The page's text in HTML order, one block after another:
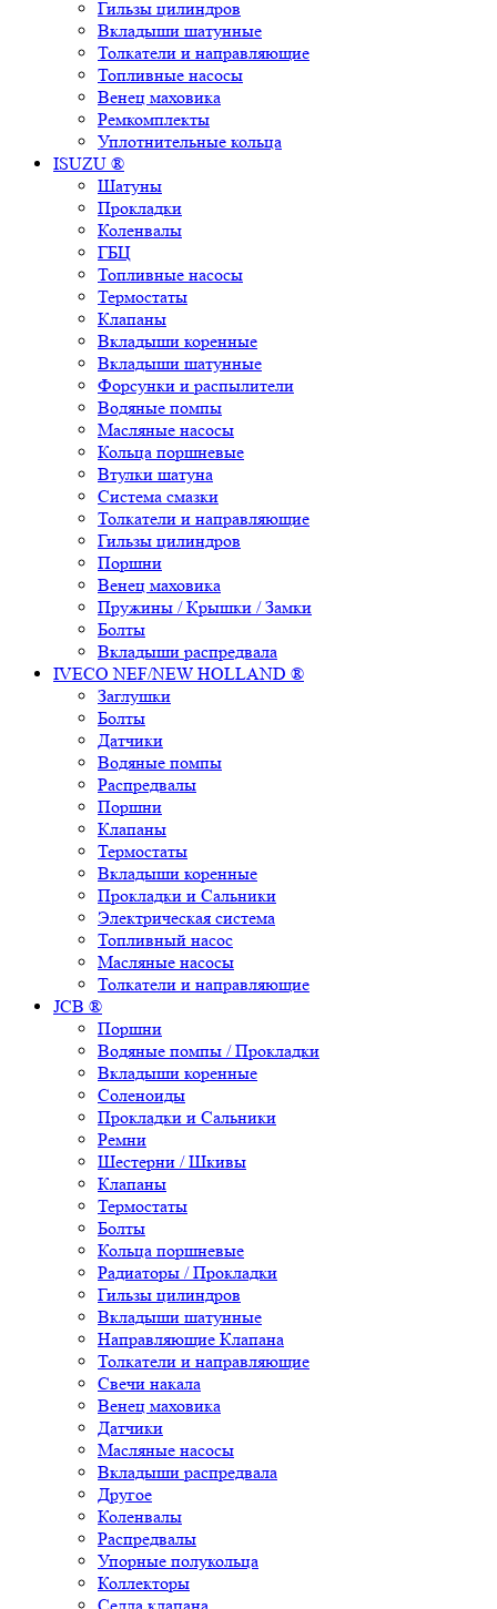
Гильзы цилиндров
Вкладыши шатунные
Толкатели и направляющие
Топливные насосы
Венец маховика
Ремкомплекты
Уплотнительные кольца
ISUZU ®
Шатуны
Прокладки
Коленвалы
ГБЦ
Топливные насосы
Термостаты
Клапаны
Вкладыши коренные
Вкладыши шатунные
Форсунки и распылители
Водяные помпы
Масляные насосы
Кольца поршневые
Втулки шатуна
Система смазки
Толкатели и направляющие
Гильзы цилиндров
Поршни
Венец маховика
Пружины / Крышки / Замки
Болты
Вкладыши распредвала
IVECO NEF/NEW HOLLAND ®
Заглушки
Болты
Датчики
Водяные помпы
Распредвалы
Поршни
Клапаны
Термостаты
Вкладыши коренные
Прокладки и Сальники
Электрическая система
Топливный насос
Масляные насосы
Толкатели и направляющие
JCB ®
Поршни
Водяные помпы / Прокладки
Вкладыши коренные
Соленоиды
Прокладки и Сальники
Ремни
Шестерни / Шкивы
Клапаны
Термостаты
Болты
Кольца поршневые
Радиаторы / Прокладки
Гильзы цилиндров
Вкладыши шатунные
Направляющие Клапана
Толкатели и направляющие
Свечи накала
Венец маховика
Датчики
Масляные насосы
Вкладыши распредвала
Другое
Коленвалы
Распредвалы
Упорные полукольца
Коллекторы